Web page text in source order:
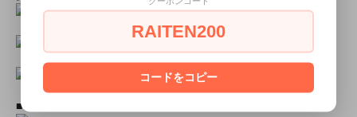
■ミアコスモデル＆カフェオリジナルグッズショップ■
RAITEN200
コードをコピー